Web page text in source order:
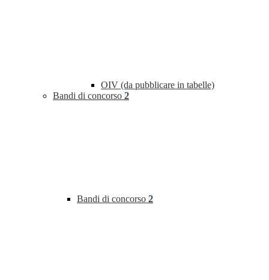
OIV (da pubblicare in tabelle)
Bandi di concorso 2
Bandi di concorso 2